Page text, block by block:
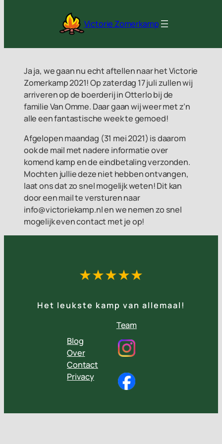
Victorie Zomerkamp
Ja ja, we gaan nu echt aftellen naar het Victorie
Zomerkamp 2021! Op zaterdag 17 juli zullen wij
arriveren op de boerderij in Otterlo bij de
familie Van Omme. Daar gaan wij weer met z’n
alle een fantastische week te gemoed!
Afgelopen maandag (31 mei 2021) is daarom
ook de mail met nadere informatie over
komend kamp en de eindbetaling verzonden.
Mochten jullie deze niet hebben ontvangen,
laat ons dat zo snel mogelijk weten! Dit kan
door een mail te versturen naar
info@victoriekamp.nl en we nemen zo snel
mogelijk even contact met je op!
★★★★★
Het leukste kamp van allemaal!
Blog
Over
Contact
Privacy
Team